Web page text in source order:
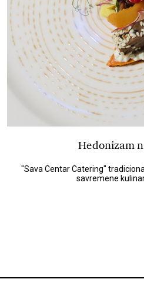
Hedonizam
"Sava Centar Catering"
savremene